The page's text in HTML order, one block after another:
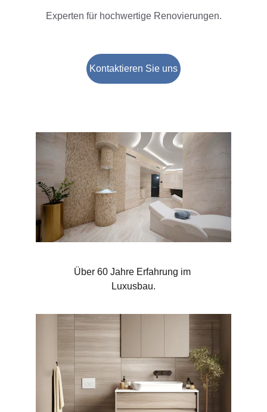
Experten für hochwertige Renovierungen.
Kontaktieren Sie uns
Über 60 Jahre Erfahrung im
Luxusbau.